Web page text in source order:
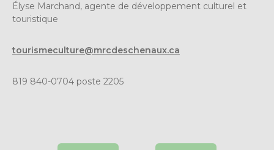
Élyse Marchand, agente de développement culturel et
touristique
tourismeculture@mrcdeschenaux.ca
819 840-0704 poste 2205